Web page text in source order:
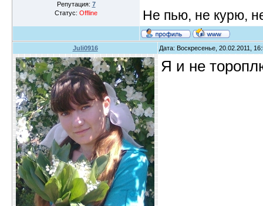
Репутация: 7
Статус: Offline Не пью, не курю,
Juli0916 Дата: Воскресенье, 20.02.2011,
Я и не